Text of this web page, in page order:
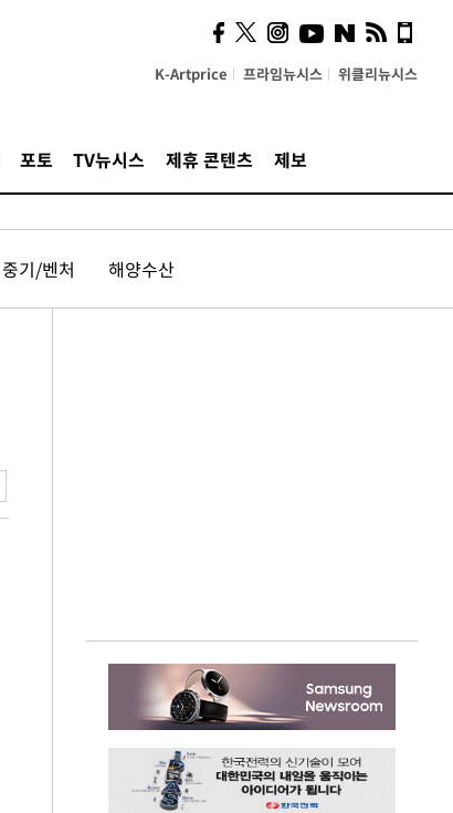
K-Artprice 프라임뉴시스 위클리뉴시스
포토 TV뉴시스 제휴 콘텐츠 제보
중기/벤처 해양수산